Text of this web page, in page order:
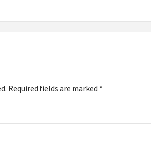
Required fields are marked *